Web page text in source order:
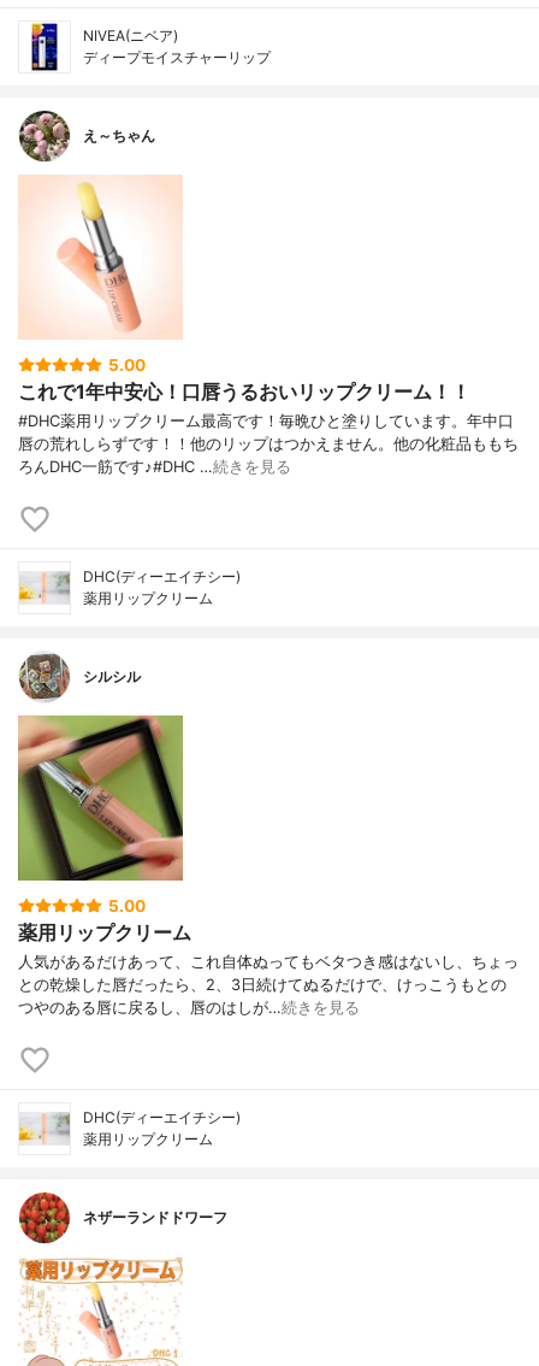
NIVEA(ニベア)
ディープモイスチャーリップ
え～ちゃん
5.00
これで1年中安心！口唇うるおいリップクリーム！！
#DHC薬用リップクリーム最高です！毎晩ひと塗りしています。年中口
唇の荒れしらずです！！他のリップはつかえません。他の化粧品ももち
ろんDHC一筋です♪#DHC …続きを見る
DHC(ディーエイチシー)
薬用リップクリーム
シルシル
5.00
薬用リップクリーム
人気があるだけあって、これ自体ぬってもベタつき感はないし、ちょっ
との乾燥した唇だったら、2、3日続けてぬるだけで、けっこうもとの
つやのある唇に戻るし、唇のはしが…続きを見る
DHC(ディーエイチシー)
薬用リップクリーム
ネザーランドドワーフ